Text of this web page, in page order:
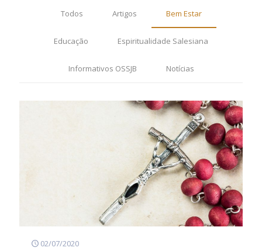
Todos Artigos Bem Estar
Educação Espiritualidade Salesiana
Informativos OSSJB Notícias
02/07/2020